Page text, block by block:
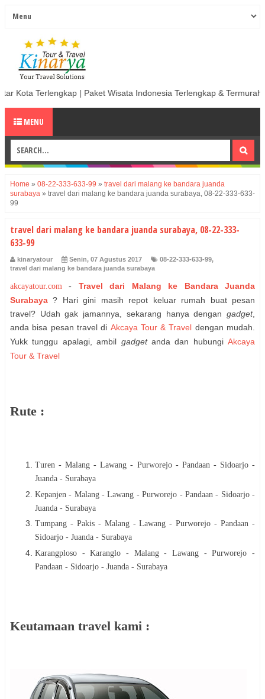
| Paket Wisata Indonesia Terlengkap & Termurah | Sewa Mobil
MENU
Home » 08-22-333-633-99 » travel dari malang ke bandara juanda
surabaya » travel dari malang ke bandara juanda surabaya, 08-22-333-633-
99
travel dari malang ke bandara juanda surabaya, 08-22-333-
633-99
kinaryatour Senin, 07 Agustus 2017 08-22-333-633-99,
travel dari malang ke bandara juanda surabaya
akcayatour.com - Travel dari Malang ke Bandara Juanda
Surabaya ? Hari gini masih repot keluar rumah buat pesan
travel? Udah gak jamannya, sekarang hanya dengan gadget,
anda bisa pesan travel di Akcaya Tour & Travel dengan mudah.
Yukk tunggu apalagi, ambil gadgetanda dan hubungi Akcaya
Tour & Travel
Rute :
Turen - Malang - Lawang - Purworejo - Pandaan - Sidoarjo -
Juanda - Surabaya
Kepanjen - Malang - Lawang - Purworejo - Pandaan - Sidoarjo -
Juanda - Surabaya
Tumpang - Pakis - Malang - Lawang - Purworejo - Pandaan -
Sidoarjo - Juanda - Surabaya
Karangploso - Karanglo - Malang - Lawang - Purworejo -
Pandaan - Sidoarjo - Juanda - Surabaya
Keutamaan travel kami :